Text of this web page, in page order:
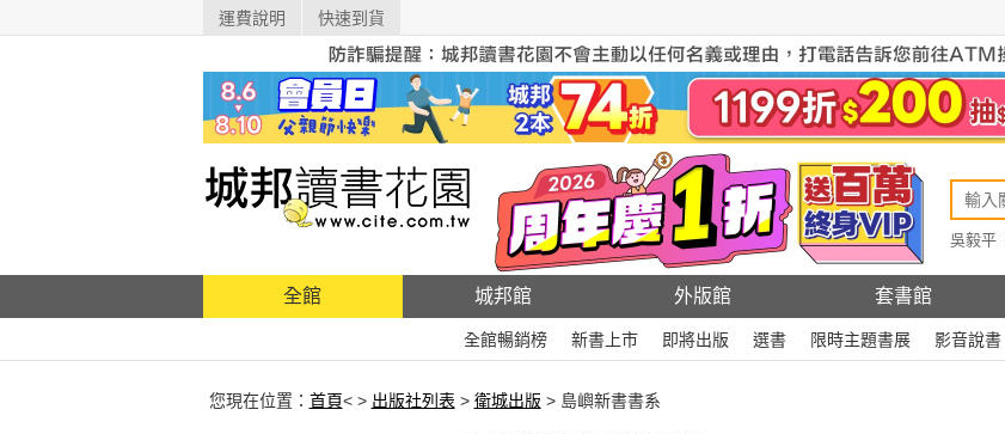
運費說明 快速到貨
吳毅平
全館 城邦館 外版館 套書館
全館暢銷榜 新書上市 即將出版 選書 限時主題書展 影音說書
您現在位置： 首頁< > 出版社列表 > 衛城出版 > 島嶼新書書系